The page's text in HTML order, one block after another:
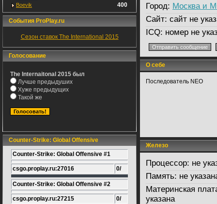
Boevik 400
События ProPlay.ru
Сезон ставок The International 2015
Голосование
The Internaitonal 2015 был
Лучше предыдуших
Хуже предыдущих
Такой же
Counter-Strike: Global Offensive
Counter-Strike: Global Offensive #1
csgo.proplay.ru:27016 0/
Counter-Strike: Global Offensive #2
csgo.proplay.ru:27215 0/
Город: Москва и
Сайт: сайт не
ICQ: номер не
О себе
Последователь NEO
Железо
Процессор: не
Память: не
Материнская
указана